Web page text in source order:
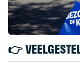
👉